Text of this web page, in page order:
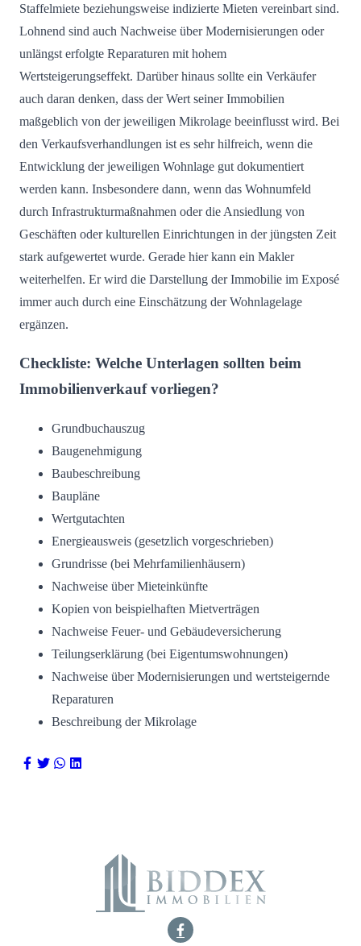
Staffelmiete beziehungsweise indizierte Mieten vereinbart sind.
Lohnend sind auch Nachweise über Modernisierungen oder
unlängst erfolgte Reparaturen mit hohem
Wertsteigerungseffekt. Darüber hinaus sollte ein Verkäufer
auch daran denken, dass der Wert seiner Immobilien
maßgeblich von der jeweiligen Mikrolage beeinflusst wird. Bei
den Verkaufsverhandlungen ist es sehr hilfreich, wenn die
Entwicklung der jeweiligen Wohnlage gut dokumentiert
werden kann. Insbesondere dann, wenn das Wohnumfeld
durch Infrastrukturmaßnahmen oder die Ansiedlung von
Geschäften oder kulturellen Einrichtungen in der jüngsten Zeit
stark aufgewertet wurde. Gerade hier kann ein Makler
weiterhelfen. Er wird die Darstellung der Immobilie im Exposé
immer auch durch eine Einschätzung der Wohnlagelage
ergänzen.
Checkliste: Welche Unterlagen sollten beim
Immobilienverkauf vorliegen?
Grundbuchauszug
Baugenehmigung
Baubeschreibung
Baupläne
Wertgutachten
Energieausweis (gesetzlich vorgeschrieben)
Grundrisse (bei Mehrfamilienhäusern)
Nachweise über Mieteinkünfte
Kopien von beispielhaften Mietverträgen
Nachweise Feuer- und Gebäudeversicherung
Teilungserklärung (bei Eigentumswohnungen)
Nachweise über Modernisierungen und wertsteigernde
Reparaturen
Beschreibung der Mikrolage